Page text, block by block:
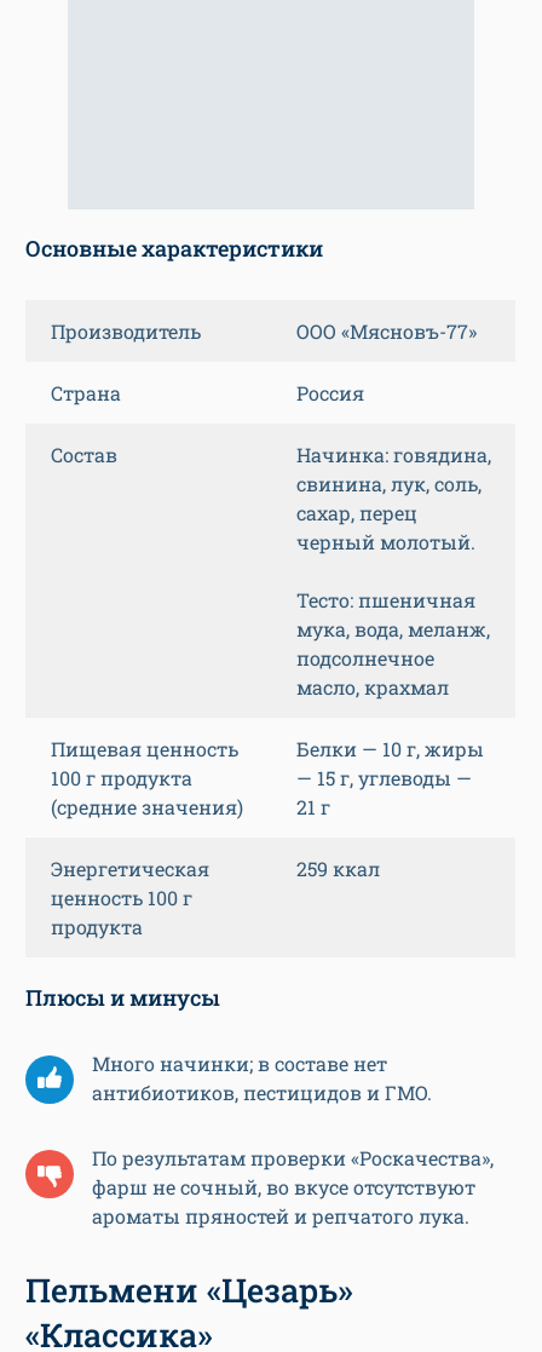
Основные характеристики
Производитель ООО «Мясновъ-77»
Страна Россия
Состав
Начинка: говядина,
свинина, лук, соль,
сахар, перец
черный молотый.
Тесто: пшеничная
мука, вода, меланж,
подсолнечное
масло, крахмал
Пищевая ценность
100 г продукта
(средние значения)
Белки — 10 г, жиры
— 15 г, углеводы —
21 г
Энергетическая
ценность 100 г
продукта
259 ккал
Плюсы и минусы
Много начинки; в составе нет
антибиотиков, пестицидов и ГМО.
По результатам проверки «Роскачества»,
фарш не сочный, во вкусе отсутствуют
ароматы пряностей и репчатого лука.
Пельмени «Цезарь»
«Классика»